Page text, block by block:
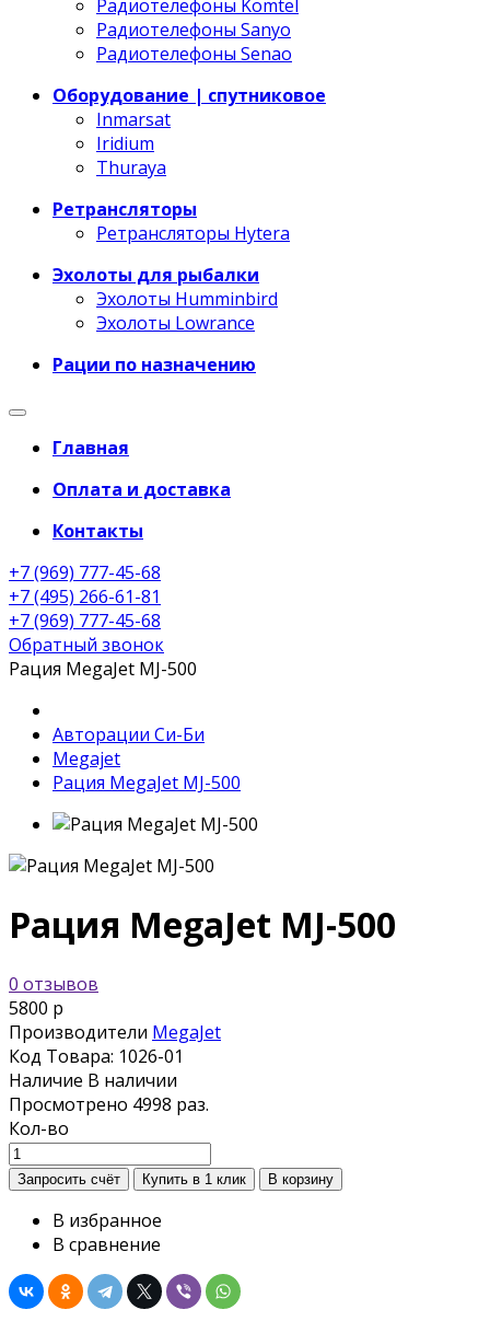
Радиотелефоны Komtel
Радиотелефоны Sanyo
Радиотелефоны Senao
Оборудование | спутниковое
Inmarsat
Iridium
Thuraya
Ретрансляторы
Ретрансляторы Hytera
Эхолоты для рыбалки
Эхолоты Humminbird
Эхолоты Lowrance
Рации по назначению
Главная
Оплата и доставка
Контакты
+7 (969) 777-45-68
+7 (495) 266-61-81
+7 (969) 777-45-68
Обратный звонок
Рация MegaJet MJ-500
Авторации Си-Би
Megajet
Рация MegaJet MJ-500
Рация MegaJet MJ-500
0 отзывов
5800 р
Производители MegaJet
Код Товара: 1026-01
Наличие В наличии
Просмотрено 4998 раз.
Кол-во
В избранное
В сравнение